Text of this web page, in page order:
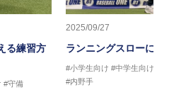
る練習方
#守備
2025/09/27
ランニングスローに繋
#小学生向け #中学生向け
#内野手